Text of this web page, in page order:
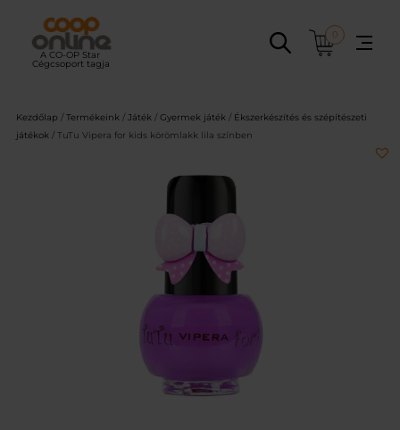
tartalomhoz
0
Kezdőlap / Termékeink / Játék / Gyermek játék / Ékszerkészítés és szépítészeti
játékok / TuTu Vipera for kids körömlakk lila színben